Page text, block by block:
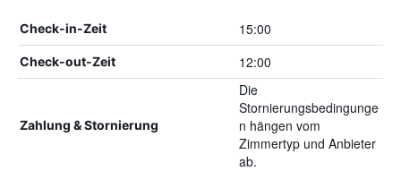
Check-in-Zeit 15:00
Check-out-Zeit 12:00
Zahlung & Stornierung
Die
Stornierungsbedingunge
n hängen vom
Zimmertyp und Anbieter
ab.